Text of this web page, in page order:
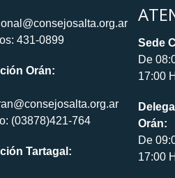
431-0899
Orán:
(03878)421-764
Tartagal:
Sede
De
17:00
Orán:
De
17:00